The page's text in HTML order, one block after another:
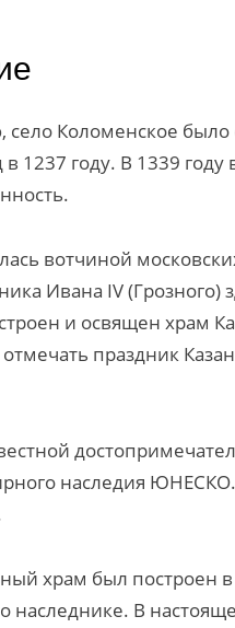
село Коломенское
в 1237 году. В 1339
вотчиной
Ивана IV
и освящен храм
праздник
наследия
храм был построен
наследнике. В